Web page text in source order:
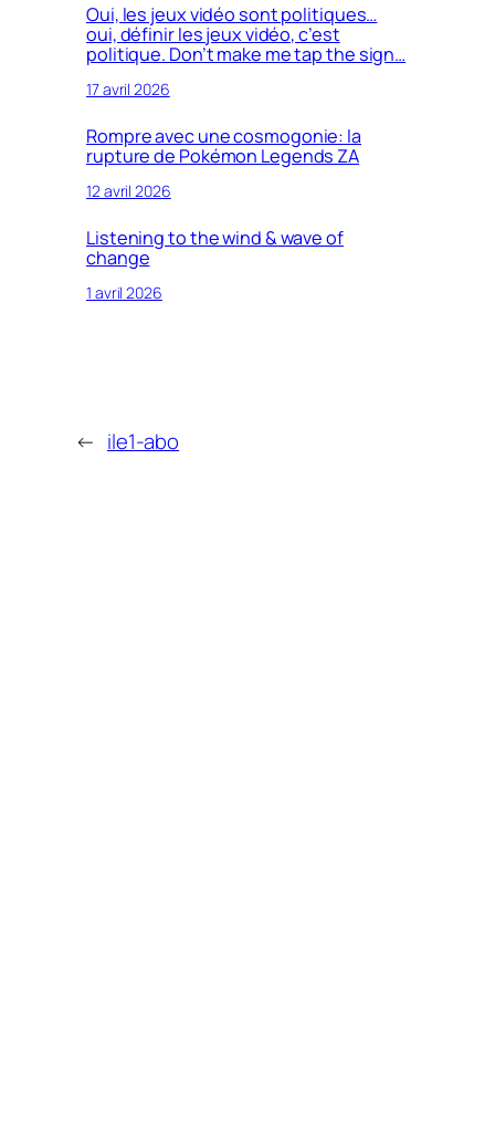
Oui, les jeux vidéo sont politiques…
oui, définir les jeux vidéo, c’est
politique. Don’t make me tap the sign…
17 avril 2026
Rompre avec une cosmogonie: la
rupture de Pokémon Legends ZA
12 avril 2026
Listening to the wind & wave of
change
1 avril 2026
← ile1-abo